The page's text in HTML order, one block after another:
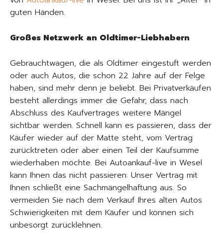
guten Händen.
Großes Netzwerk an Oldtimer-Liebhabern
Gebrauchtwagen, die als Oldtimer eingestuft werden
oder auch Autos, die schon 22 Jahre auf der Felge
haben, sind mehr denn je beliebt. Bei Privatverkäufen
besteht allerdings immer die Gefahr, dass nach
Abschluss des Kaufvertrages weitere Mängel
sichtbar werden. Schnell kann es passieren, dass der
Käufer wieder auf der Matte steht, vom Vertrag
zurücktreten oder aber einen Teil der Kaufsumme
wiederhaben möchte. Bei Autoankauf-live in Wesel
kann Ihnen das nicht passieren: Unser Vertrag mit
Ihnen schließt eine Sachmängelhaftung aus. So
vermeiden Sie nach dem Verkauf Ihres alten Autos
Schwierigkeiten mit dem Käufer und können sich
unbesorgt zurücklehnen.